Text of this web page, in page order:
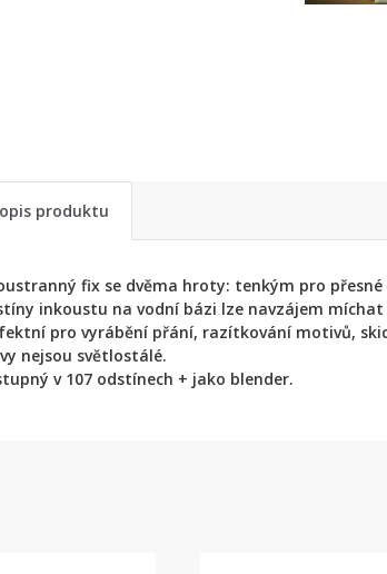
produktu
fix se dvěma hroty: tenkým pro
inkoustu na vodní bázi lze navzájem
pro vyrábění přání, razítkování motivů,
nejsou světlostálé.
v 107 odstínech + jako blender.